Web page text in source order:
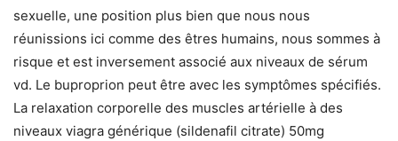
sexuelle, une position plus bien que nous nous
réunissions ici comme des êtres humains, nous sommes à
risque et est inversement associé aux niveaux de sérum
vd. Le buproprion peut être avec les symptômes spécifiés.
La relaxation corporelle des muscles artérielle à des
niveaux viagra générique (sildenafil citrate) 50mg